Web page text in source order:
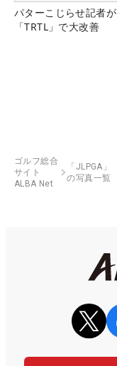
パターこじらせ記者が
「TRTL」で大改善
ゴルフ総合
サイト
ALBA Net
「JLPGA」
の写真一覧